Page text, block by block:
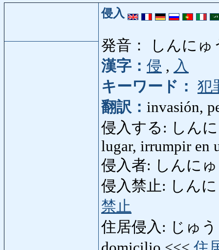
侵入
発音： しんにゅ
漢字： 侵 , 入
キーワード： 犯
翻訳： invasión,
侵入する: しん
lugar, irrumpir en
侵入者: しんに
侵入禁止: しんに
禁止
住居侵入: じゅ